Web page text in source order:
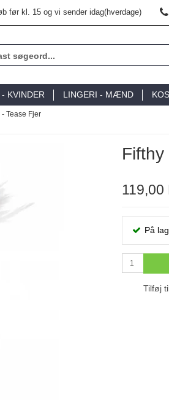
før kl. 15 og vi sender idag(hverdage)
KVINDER LINGERI - MÆND
- Tease Fjer
119,00
På
Tilføj